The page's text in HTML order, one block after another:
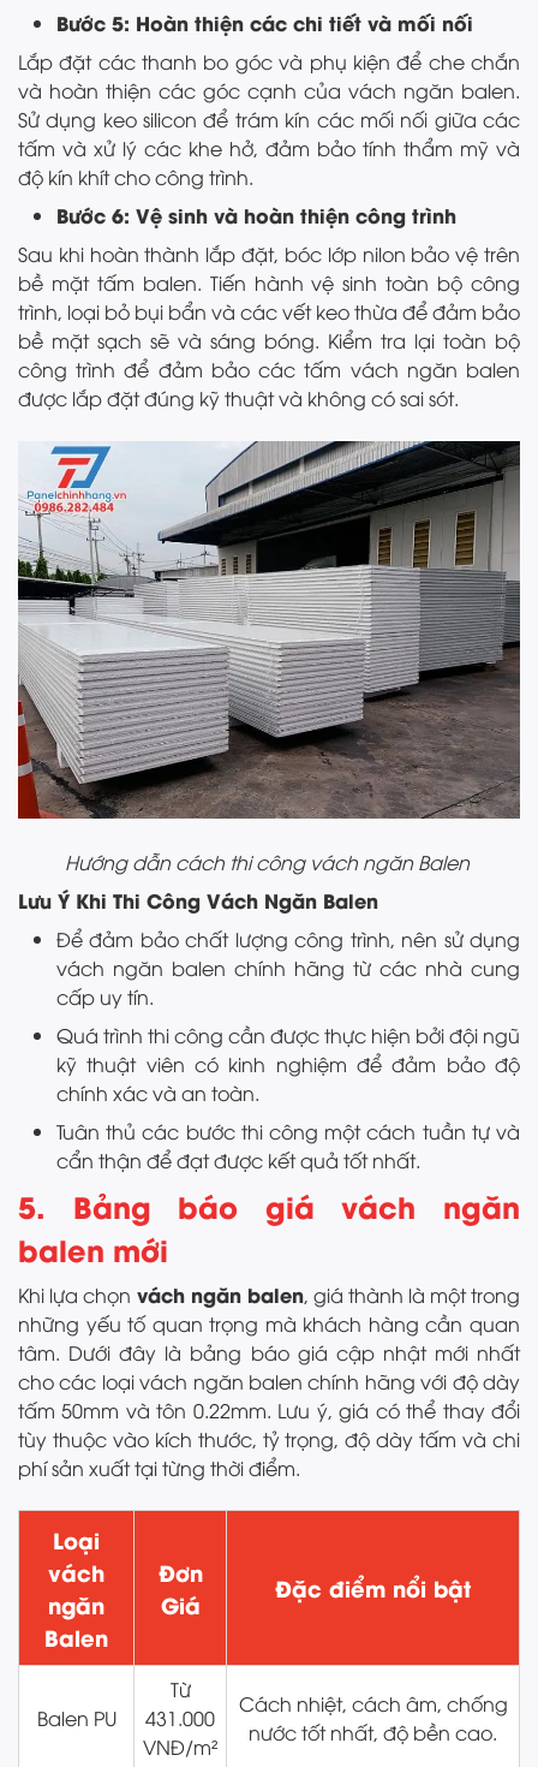
Bước 5: Hoàn thiện các chi tiết và mối nối
Lắp đặt các thanh bo góc và phụ kiện để che chắn
và hoàn thiện các góc cạnh của vách ngăn balen.
Sử dụng keo silicon để trám kín các mối nối giữa các
tấm và xử lý các khe hở, đảm bảo tính thẩm mỹ và
độ kín khít cho công trình.
Bước 6: Vệ sinh và hoàn thiện công trình
Sau khi hoàn thành lắp đặt, bóc lớp nilon bảo vệ trên
bề mặt tấm balen. Tiến hành vệ sinh toàn bộ công
trình, loại bỏ bụi bẩn và các vết keo thừa để đảm bảo
bề mặt sạch sẽ và sáng bóng. Kiểm tra lại toàn bộ
công trình để đảm bảo các tấm vách ngăn balen
được lắp đặt đúng kỹ thuật và không có sai sót.
Hướng dẫn cách thi công vách ngăn Balen
Lưu Ý Khi Thi Công Vách Ngăn Balen
Để đảm bảo chất lượng công trình, nên sử dụng
vách ngăn balen chính hãng từ các nhà cung
cấp uy tín.
Quá trình thi công cần được thực hiện bởi đội ngũ
kỹ thuật viên có kinh nghiệm để đảm bảo độ
chính xác và an toàn.
Tuân thủ các bước thi công một cách tuần tự và
cẩn thận để đạt được kết quả tốt nhất.
5. Bảng báo giá vách ngăn
balen mới
Khi lựa chọn vách ngăn balen, giá thành là một trong
những yếu tố quan trọng mà khách hàng cần quan
tâm. Dưới đây là bảng báo giá cập nhật mới nhất
cho các loại vách ngăn balen chính hãng với độ dày
tấm 50mm và tôn 0.22mm. Lưu ý, giá có thể thay đổi
tùy thuộc vào kích thước, tỷ trọng, độ dày tấm và chi
phí sản xuất tại từng thời điểm.
Loại
vách
ngăn
Balen
Đơn
Giá
Đặc điểm nổi bật
Balen PU
Từ
431.000
VNĐ/m²
Cách nhiệt, cách âm, chống
nước tốt nhất, độ bền cao.